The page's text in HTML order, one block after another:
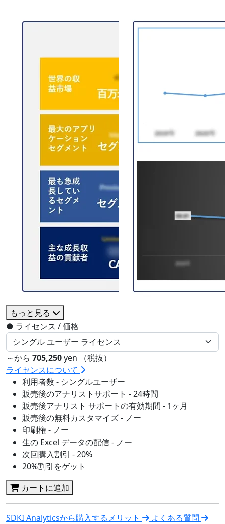
もっと見る
● ライセンス / 価格
～から 705,250yen （税抜）
ライセンスについて
利用者数 - シングルユーザー
販売後のアナリストサポート - 24時間
販売後アナリスト サポートの有効期間 - 1ヶ月
販売後の無料カスタマイズ - ノー
印刷権 - ノー
生の Excel データの配信 - ノー
次回購入割引 - 20%
20%割引をゲット
カートに追加
SDKI Analyticsから購入するメリット よくある質問